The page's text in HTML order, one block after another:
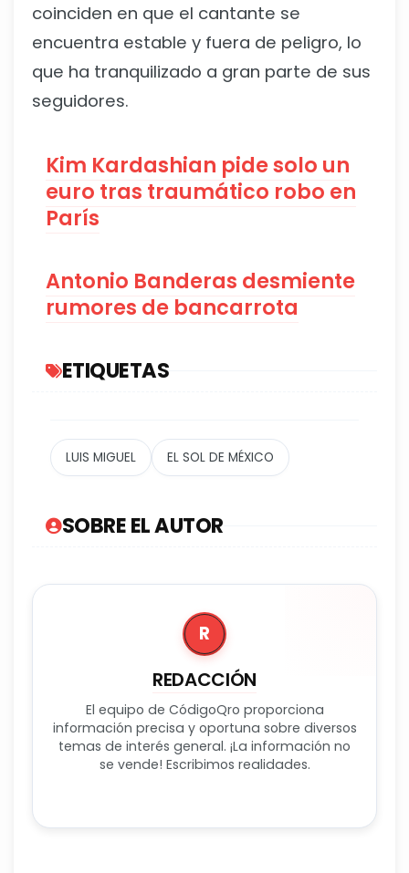
coinciden en que el cantante se
encuentra estable y fuera de peligro, lo
que ha tranquilizado a gran parte de sus
seguidores.
Kim Kardashian pide solo un
euro tras traumático robo en
París
Antonio Banderas desmiente
rumores de bancarrota
ETIQUETAS
LUIS MIGUEL EL SOL DE MÉXICO
SOBRE EL AUTOR
R
REDACCIÓN
El equipo de CódigoQro proporciona
información precisa y oportuna sobre diversos
temas de interés general. ¡La información no
se vende! Escribimos realidades.